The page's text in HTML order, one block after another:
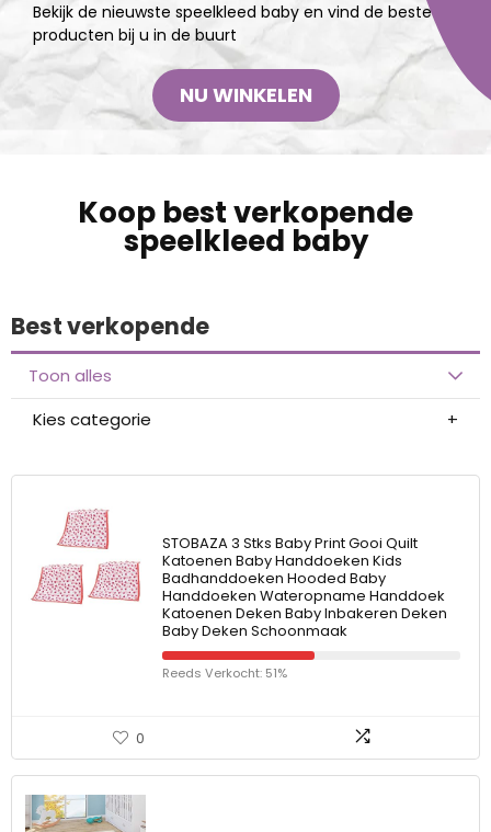
Bekijk de nieuwste speelkleed baby en vind de beste
producten bij u in de buurt
NU WINKELEN
Koop best verkopende
speelkleed baby
Best verkopende
Toon alles
Kies categorie
STOBAZA 3 Stks Baby Print Gooi Quilt
Katoenen Baby Handdoeken Kids
Badhanddoeken Hooded Baby
Handdoeken Wateropname Handdoek
Katoenen Deken Baby Inbakeren Deken
Baby Deken Schoonmaak
Reeds Verkocht: 51%
0